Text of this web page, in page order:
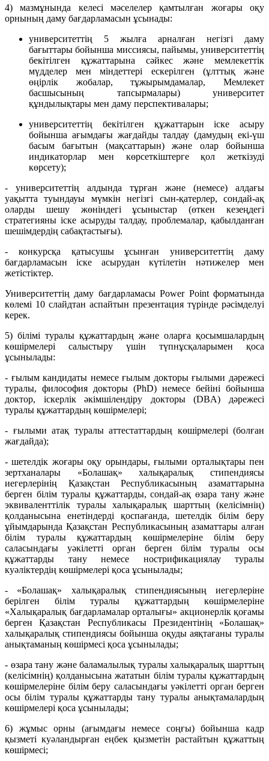
4) мазмұнында келесі мәселелер қамтылған
жоғары оқу
орнының даму бағдарламасын ұсынады:
университеттің 5 жылға арналған негізгі даму
бағыттары бойынша миссиясы, пайымы, университеттің
бекітілген құжаттарына сәйкес және мемлекеттік
мүдделер мен міндеттері ескерілген (ұлттық және
өңірлік жобалар, тұжырымдамалар, Мемлекет
басшысының тапсырмалары) университет
құндылықтары мен даму перспективалары;
университеттің бекітілген құжаттарын іске асыру
бойынша ағымдағы жағдайды талдау (дамудың екі-үш
басым бағытын (мақсаттарын) және олар бойынша
индикаторлар мен көрсеткіштерге қол жеткізуді
көрсету);
- университеттің алдында тұрған және (немесе) алдағы
уақытта туындауы мүмкін негізгі сын-қатерлер, сондай-ақ
оларды шешу жөніндегі ұсыныстар (өткен кезеңдегі
стратегияны іске асыруды талдау, проблемалар, қабылданған
шешімдердің сабақтастығы).
- конкурсқа қатысушы ұсынған университеттің даму
бағдарламасын іске асырудан күтілетін нәтижелер мен
жетістіктер.
Университеттің даму бағдарламасы Power Point форматында
көлемі 10 слайдтан аспайтын презентация түрінде рәсімделуі
керек.
5) білімі туралы құжаттардың және оларға қосымшалардың
көшірмелері салыстыру үшін түпнұсқаларымен қоса
ұсынылады:
- ғылым кандидаты немесе ғылым докторы ғылыми дәрежесі
туралы, философия докторы (PhD) немесе бейіні бойынша
доктор, іскерлік әкімшілендіру докторы (DBA) дәрежесі
туралы құжаттардың көшірмелері;
- ғылыми атақ туралы аттестаттардың көшірмелері (болған
жағдайда);
- шетелдік жоғары оқу орындары, ғылыми орталықтары пен
зертханалары «Болашақ» халықаралық стипендиясы
иегерлерінің Қазақстан Республикасының азаматтарына
берген білім туралы құжаттарды, сондай-ақ өзара тану және
эквиваленттілік туралы халықаралық шарттың (келісімнің)
қолданысына енетіндерді қоспағанда, шетелдік білім беру
ұйымдарында Қазақстан Республикасының азаматтары алған
білім туралы құжаттардың көшірмелеріне білім беру
саласындағы уәкілетті орган берген білім туралы осы
құжаттарды тану немесе нострификациялау туралы
куәліктердің көшірмелері қоса ұсынылады;
- «Болашақ» халықаралық стипендиясының иегерлеріне
берілген білім туралы құжаттардың көшірмелеріне
«Халықаралық бағдарламалар орталығы» акционерлік қоғамы
берген Қазақстан Республикасы Президентінің «Болашақ»
халықаралық стипендиясы бойынша оқуды аяқтағаны туралы
анықтаманың көшірмесі қоса ұсынылады;
- өзара тану және баламалылық туралы халықаралық шарттың
(келісімнің) қолданысына жататын білім туралы құжаттардың
көшірмелеріне білім беру саласындағы уәкілетті орган берген
осы білім туралы құжаттарды тану туралы анықтамалардың
көшірмелері қоса ұсынылады;
6) жұмыс орны (ағымдағы немесе соңғы) бойынша кадр
қызметі куәландырған еңбек қызметін растайтын құжаттың
көшірмесі;